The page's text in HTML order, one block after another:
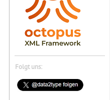
Folgt uns: